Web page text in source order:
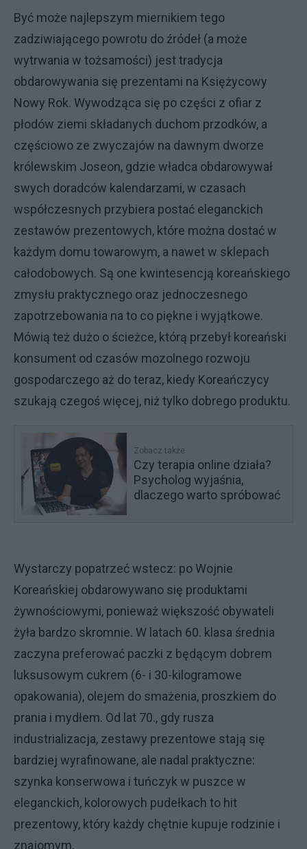
Być może najlepszym miernikiem tego
zadziwiającego powrotu do źródeł (a może
wytrwania w tożsamości) jest tradycja
obdarowywania się prezentami na Księżycowy
Nowy Rok. Wywodząca się po części z ofiar z
płodów ziemi składanych duchom przodków, a
częściowo ze zwyczajów na dawnym dworze
królewskim Joseon, gdzie władca obdarowywał
swych doradców kalendarzami, w czasach
współczesnych przybiera postać eleganckich
zestawów prezentowych, które można dostać w
każdym domu towarowym, a nawet w sklepach
całodobowych. Są one kwintesencją koreańskiego
zmysłu praktycznego oraz jednoczesnego
zapotrzebowania na to co piękne i wyjątkowe.
Mówią też dużo o ścieżce, którą przebył koreański
konsument od czasów mozolnego rozwoju
gospodarczego aż do teraz, kiedy Koreańczycy
szukają czegoś więcej, niż tylko dobrego produktu.
Zobacz także
Czy terapia online działa?
Psycholog wyjaśnia,
dlaczego warto spróbować
Wystarczy popatrzeć wstecz: po Wojnie
Koreańskiej obdarowywano się produktami
żywnościowymi, ponieważ większość obywateli
żyła bardzo skromnie. W latach 60. klasa średnia
zaczyna preferować paczki z będącym dobrem
luksusowym cukrem (6- i 30-kilogramowe
opakowania), olejem do smażenia, proszkiem do
prania i mydłem. Od lat 70., gdy rusza
industrializacja, zestawy prezentowe stają się
bardziej wyrafinowane, ale nadal praktyczne:
szynka konserwowa i tuńczyk w puszce w
eleganckich, kolorowych pudełkach to hit
prezentowy, który każdy chętnie kupuje rodzinie i
znajomym.